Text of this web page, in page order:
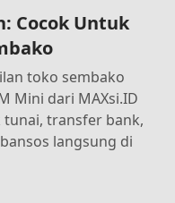
Cocok Untuk
toko sembako
Mini dari MAXsi.ID
transfer bank,
langsung di